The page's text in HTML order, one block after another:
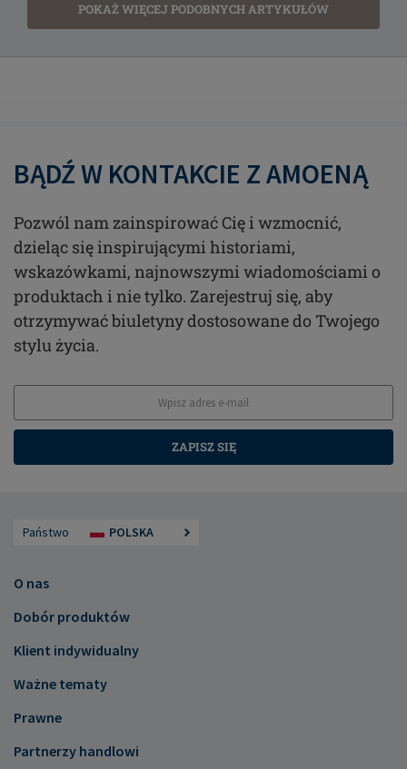
POKAŻ WIĘCEJ PODOBNYCH ARTYKUŁÓW
BĄDŹ W KONTAKCIE Z AMOENĄ
Pozwól nam zainspirować Cię i wzmocnić,
dzieląc się inspirującymi historiami,
wskazówkami, najnowszymi wiadomościami o
produktach i nie tylko. Zarejestruj się, aby
otrzymywać biuletyny dostosowane do Twojego
stylu życia.
ZAPISZ SIĘ
Państwo POLSKA
O nas
Dobór produktów
Klient indywidualny
Ważne tematy
Prawne
Partnerzy handlowi